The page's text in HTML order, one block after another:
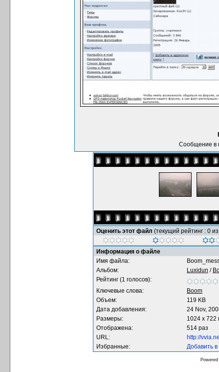
Сообщение в
Оценить этот файл (текущий рейтинг : 0
Информация о файле
Имя файла:
Альбом:
Luxidun /
Рейтинг (1 голосов):
Ключевые слова:
Boom
Объем:
119 KB
Дата добавления:
24 Nov,
Размеры:
1024 x 722
Отображена:
514 раз
URL:
http://
Избранные:
Добавить